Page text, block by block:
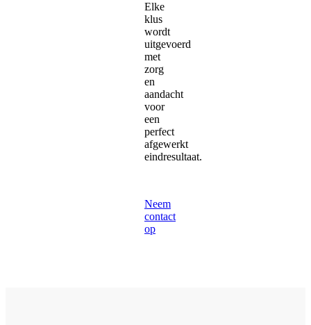
Elke
klus
wordt
uitgevoerd
met
zorg
en
aandacht
voor
een
perfect
afgewerkt
eindresultaat.
Neem
contact
op